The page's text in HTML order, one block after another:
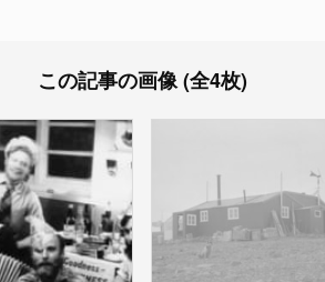
この記事の画像 (全4枚)